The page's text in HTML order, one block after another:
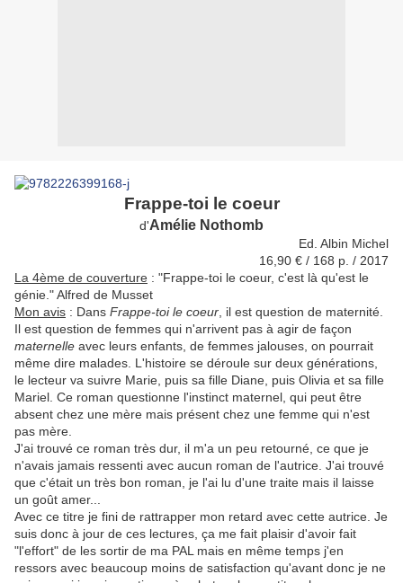
Frappe-toi le coeur
d'Amélie Nothomb
Ed. Albin Michel
16,90 € / 168 p. / 2017
La 4ème de couverture : "Frappe-toi le coeur, c'est là qu'est le
génie." Alfred de Musset
Mon avis : Dans Frappe-toi le coeur , il est question de maternité.
Il est question de femmes qui n'arrivent pas à agir de façon
maternelle avec leurs enfants, de femmes jalouses, on pourrait
même dire malades. L'histoire se déroule sur deux générations,
le lecteur va suivre Marie, puis sa fille Diane, puis Olivia et sa fille
Mariel. Ce roman questionne l'instinct maternel, qui peut être
absent chez une mère mais présent chez une femme qui n'est
pas mère.
J'ai trouvé ce roman très dur, il m'a un peu retourné, ce que je
n'avais jamais ressenti avec aucun roman de l'autrice. J'ai trouvé
que c'était un très bon roman, je l'ai lu d'une traite mais il laisse
un goût amer...
Avec ce titre je fini de rattrapper mon retard avec cette autrice. Je
suis donc à jour de ces lectures, ça me fait plaisir d'avoir fait
"l'effort" de les sortir de ma PAL mais en même temps j'en
ressors avec beaucoup moins de satisfaction qu'avant donc je ne